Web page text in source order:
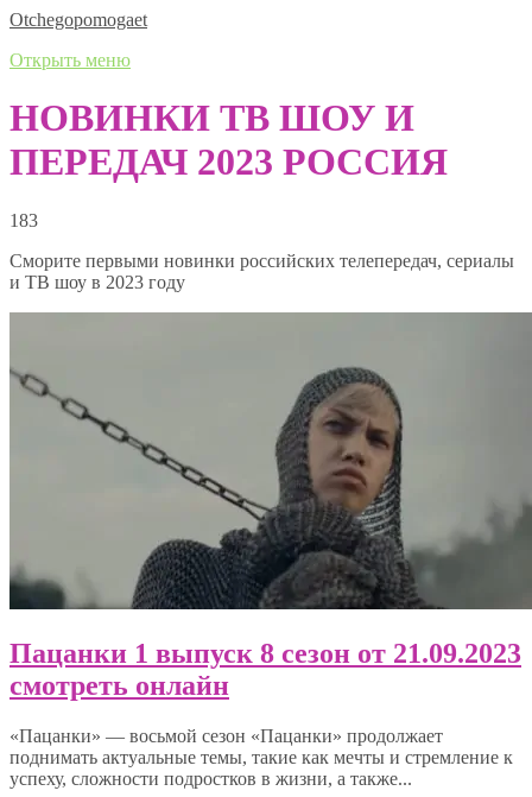
Оtchegopomogaet
Открыть меню
НОВИНКИ ТВ ШОУ И
ПЕРЕДАЧ 2023 РОССИЯ
183
Сморите первыми новинки российских телепередач, сериалы
и ТВ шоу в 2023 году
Пацанки 1 выпуск 8 сезон от 21.09.2023
смотреть онлайн
«Пацанки» — восьмой сезон «Пацанки» продолжает
поднимать актуальные темы, такие как мечты и стремление к
успеху, сложности подростков в жизни, а также...